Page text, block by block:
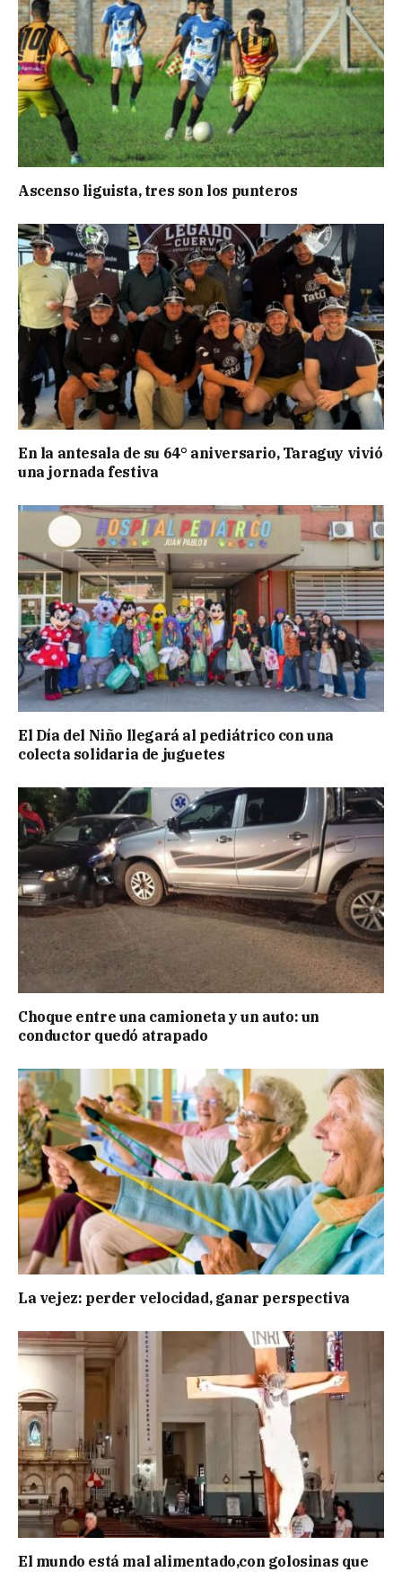
Ascenso liguista, tres son los punteros
En la antesala de su 64° aniversario, Taraguy vivió
una jornada festiva
El Día del Niño llegará al pediátrico con una
colecta solidaria de juguetes
Choque entre una camioneta y un auto: un
conductor quedó atrapado
La vejez: perder velocidad, ganar perspectiva
El mundo está mal alimentado,con golosinas que